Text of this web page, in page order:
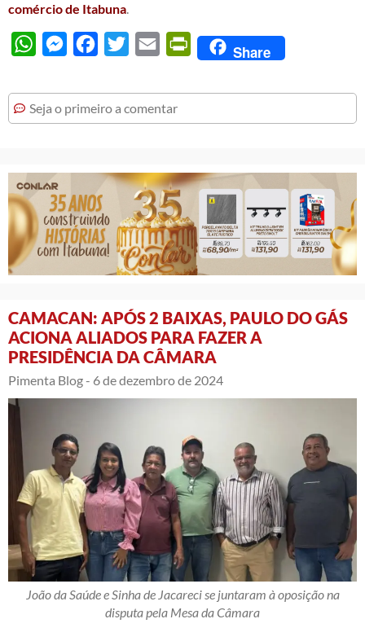
comércio de Itabuna.
WhatsAppMessengerFacebook
Twitter Email PrintFriendly
Share
Seja o primeiro a comentar
CAMACAN: APÓS 2 BAIXAS, PAULO DO GÁS
ACIONA ALIADOS PARA FAZER A
PRESIDÊNCIA DA CÂMARA
Pimenta Blog - 6 de dezembro de 2024
João da Saúde e Sinha de Jacareci se juntaram à oposição na
disputa pela Mesa da Câmara